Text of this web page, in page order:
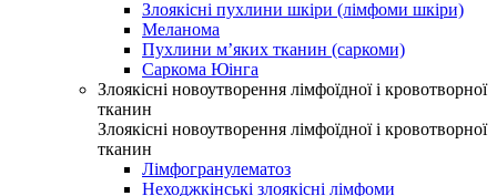
Злоякісні пухлини шкіри (лімфоми шкіри)
Меланома
Пухлини м’яких тканин (саркоми)
Саркома Юінга
Злоякісні новоутворення лімфоїдної і кровотворної
тканин
Злоякісні новоутворення лімфоїдної і кровотворної
тканин
Лімфогранулематоз
Неходжкінські злоякісні лімфоми